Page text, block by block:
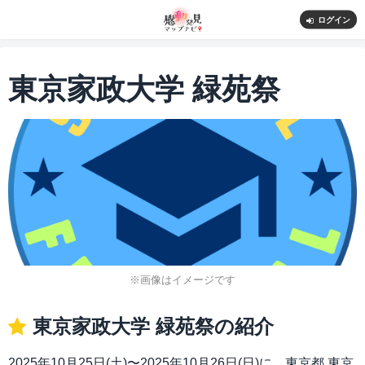
ログイン
東京家政大学 緑苑祭
※画像はイメージです
東京家政大学 緑苑祭の紹介